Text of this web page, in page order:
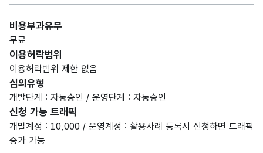
비용부과유무
무료
이용허락범위
이용허락범위 제한 없음
심의유형
개발단계 : 자동승인 / 운영단계 : 자동승인
신청 가능 트래픽
개발계정 : 10,000 / 운영계정 : 활용사례 등록시 신청하면 트래픽
증가 가능